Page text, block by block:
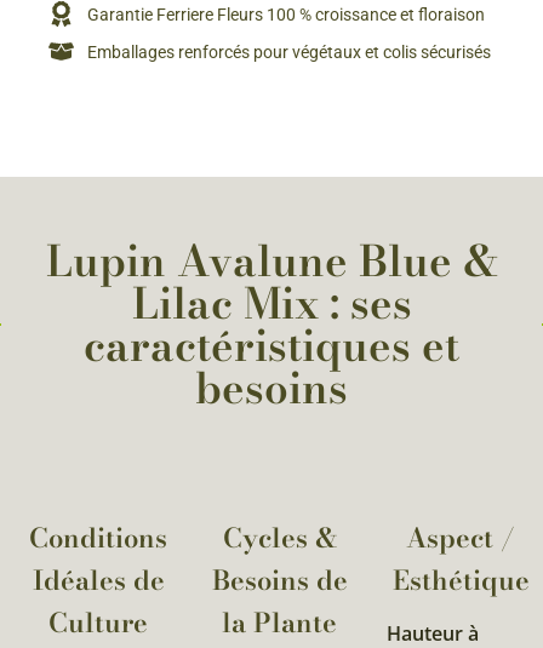
Garantie Ferriere Fleurs 100 % croissance et floraison
Emballages renforcés pour végétaux et colis sécurisés
Lupin Avalune Blue &
Lilac Mix : ses
caractéristiques et
besoins
Conditions
Idéales de
Culture
Cycles &
Besoins de
la Plante​
Aspect /
Esthétique
Hauteur à